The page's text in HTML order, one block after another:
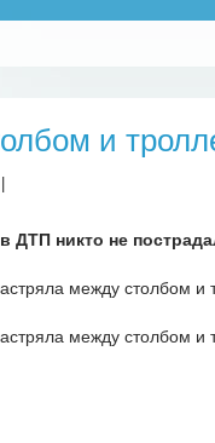
и
ДТП никто не